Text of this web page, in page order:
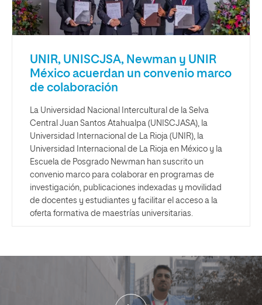
UNIR, UNISCJSA, Newman y UNIR
México acuerdan un convenio marco
de colaboración
La Universidad Nacional Intercultural de la Selva
Central Juan Santos Atahualpa (UNISCJASA), la
Universidad Internacional de La Rioja (UNIR), la
Universidad Internacional de La Rioja en México y la
Escuela de Posgrado Newman han suscrito un
convenio marco para colaborar en programas de
investigación, publicaciones indexadas y movilidad
de docentes y estudiantes y facilitar el acceso a la
oferta formativa de maestrías universitarias.